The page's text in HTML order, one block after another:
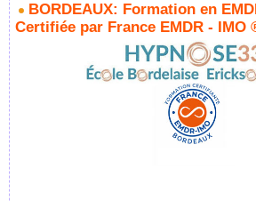
BORDEAUX: Formation en
Certifiée par France EMDR - IMO